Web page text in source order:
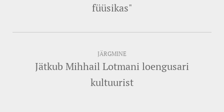
füüsikas"
JÄRGMINE
Jätkub Mihhail Lotmani loengusari
kultuurist